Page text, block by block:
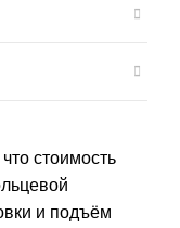
стоимость
и подъём